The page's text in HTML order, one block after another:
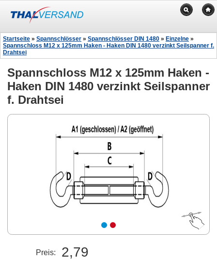
Startseite » Spannschlösser » Spannschlösser DIN 1480 » Einzelne »
Spannschloss M12 x 125mm Haken - Haken DIN 1480 verzinkt Seilspanner f.
Drahtsei
Spannschloss M12 x 125mm Haken -
Haken DIN 1480 verzinkt Seilspanner
f. Drahtsei
Preis: 2,79